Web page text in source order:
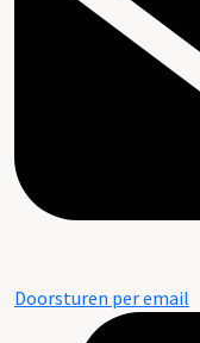
Doorsturen per email